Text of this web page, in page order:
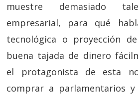
muestre demasiado
empresarial, para qué
tecnológica o proyección
buena tajada de dinero
el protagonista de esta
comprar a parlamentarios